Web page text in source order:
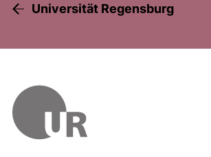
Universität Regensburg